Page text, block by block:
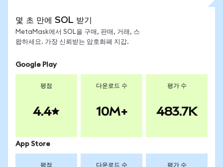
몇 초 만에 SOL 받기
MetaMask에서 SOL을 구매, 판매, 거래, 스
왑하세요. 가장 신뢰받는 암호화폐 지갑.
Google Play
평점
4.4
다운로드 수
10M+
평가 수
483.7K
App Store
평점 다운로드 수 평가 수